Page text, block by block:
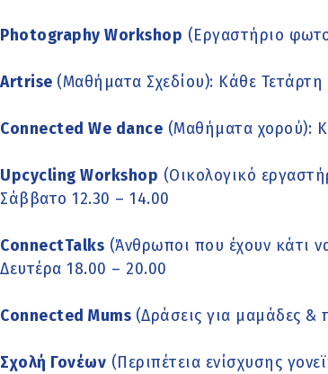
Photography Workshop (Εργαστήριο
Artrise (Μαθήματα Σχεδίου): Κάθε Τετάρτη
Connected We dance (Μαθήματα χορού):
Upcycling Workshop (Οικολογικό
Σάββατο 12.30 – 14.00
ConnectTalks (Άνθρωποι που έχουν κάτι
Δευτέρα 18.00 – 20.00
Connected Mums (Δράσεις για μαμάδες &
Σχολή Γονέων (Περιπέτεια ενίσχυσης